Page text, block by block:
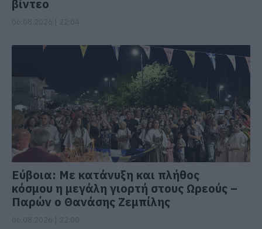
βίντεο
Εύβοια: Με κατάνυξη και πλήθος
κόσμου η μεγάλη γιορτή στους Ωρεούς –
Παρών ο Θανάσης Ζεμπίλης